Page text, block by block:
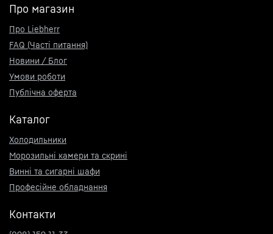
Про магазин
Про Liebherr
FAQ (Часті питання)
Новини / Блог
Умови роботи
Публічна оферта
Каталог
Холодильники
Морозильні камери та скрині
Винні та сигарні шафи
Професійне обладнання
Контакти